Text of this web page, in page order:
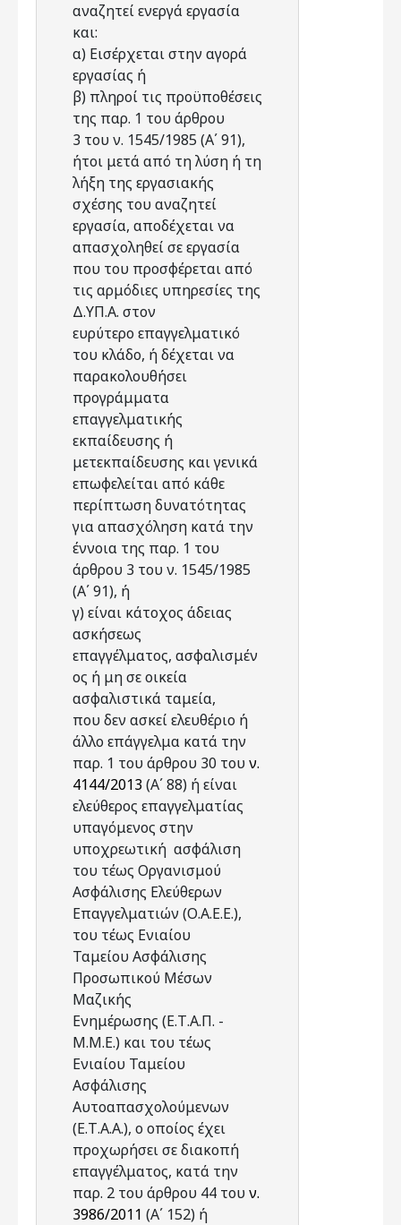
αναζητεί ενεργά εργασία
και:
α) Εισέρχεται στην αγορά
εργασίας ή
β) πληροί τις προϋποθέσεις
της παρ. 1 του άρθρου
3 του ν. 1545/1985 (Α΄ 91),
ήτοι μετά από τη λύση ή τη
λήξη της εργασιακής
σχέσης του αναζητεί
εργασία, αποδέχεται να
απασχοληθεί σε εργασία
που του προσφέρεται από
τις αρμόδιες υπηρεσίες της
Δ.ΥΠ.Α. στον
ευρύτερο επαγγελματικό
του κλάδο, ή δέχεται να
παρακολουθήσει
προγράμματα
επαγγελματικής
εκπαίδευσης ή
μετεκπαίδευσης και γενικά
επωφελείται από κάθε
περίπτωση δυνατότητας
για απασχόληση κατά την
έννοια της παρ. 1 του
άρθρου 3 του ν. 1545/1985
(Α΄ 91), ή
γ) είναι κάτοχος άδειας
ασκήσεως
επαγγέλματος, ασφαλισμέν
ος ή μη σε οικεία
ασφαλιστικά ταμεία,
που δεν ασκεί ελευθέριο ή
άλλο επάγγελμα κατά την
παρ. 1 του άρθρου 30 του ν.
4144/2013 (Α΄ 88) ή είναι
ελεύθερος επαγγελματίας
υπαγόμενος στην
υποχρεωτική ασφάλιση
του τέως Οργανισμού
Ασφάλισης Ελεύθερων
Επαγγελματιών (Ο.Α.Ε.Ε.),
του τέως Ενιαίου
Ταμείου Ασφάλισης
Προσωπικού Μέσων
Μαζικής
Ενημέρωσης (Ε.Τ.Α.Π. -
Μ.Μ.Ε.) και του τέως
Ενιαίου Ταμείου
Ασφάλισης
Αυτοαπασχολούμενων
(Ε.Τ.Α.Α.), ο οποίος έχει
προχωρήσει σε διακοπή
επαγγέλματος, κατά την
παρ. 2 του άρθρου 44 του ν.
3986/2011 (Α΄ 152) ή